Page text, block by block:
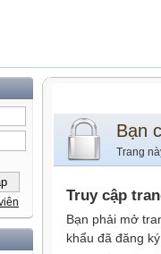
Bạn
Trang
Truy cập
Bạn phải mở
khẩu đã đăng